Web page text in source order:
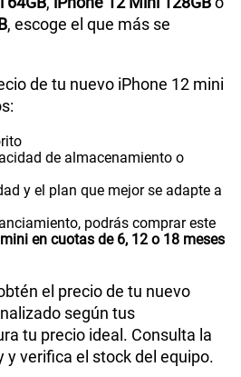
, escoge el que más se
de tu nuevo iPhone 12 mini
de almacenamiento o
y el plan que mejor se adapte a
podrás comprar este
en cuotas de 6, 12 o 18 meses
el precio de tu nuevo
según tus
tu precio ideal. Consulta la
y verifica el stock del equipo.